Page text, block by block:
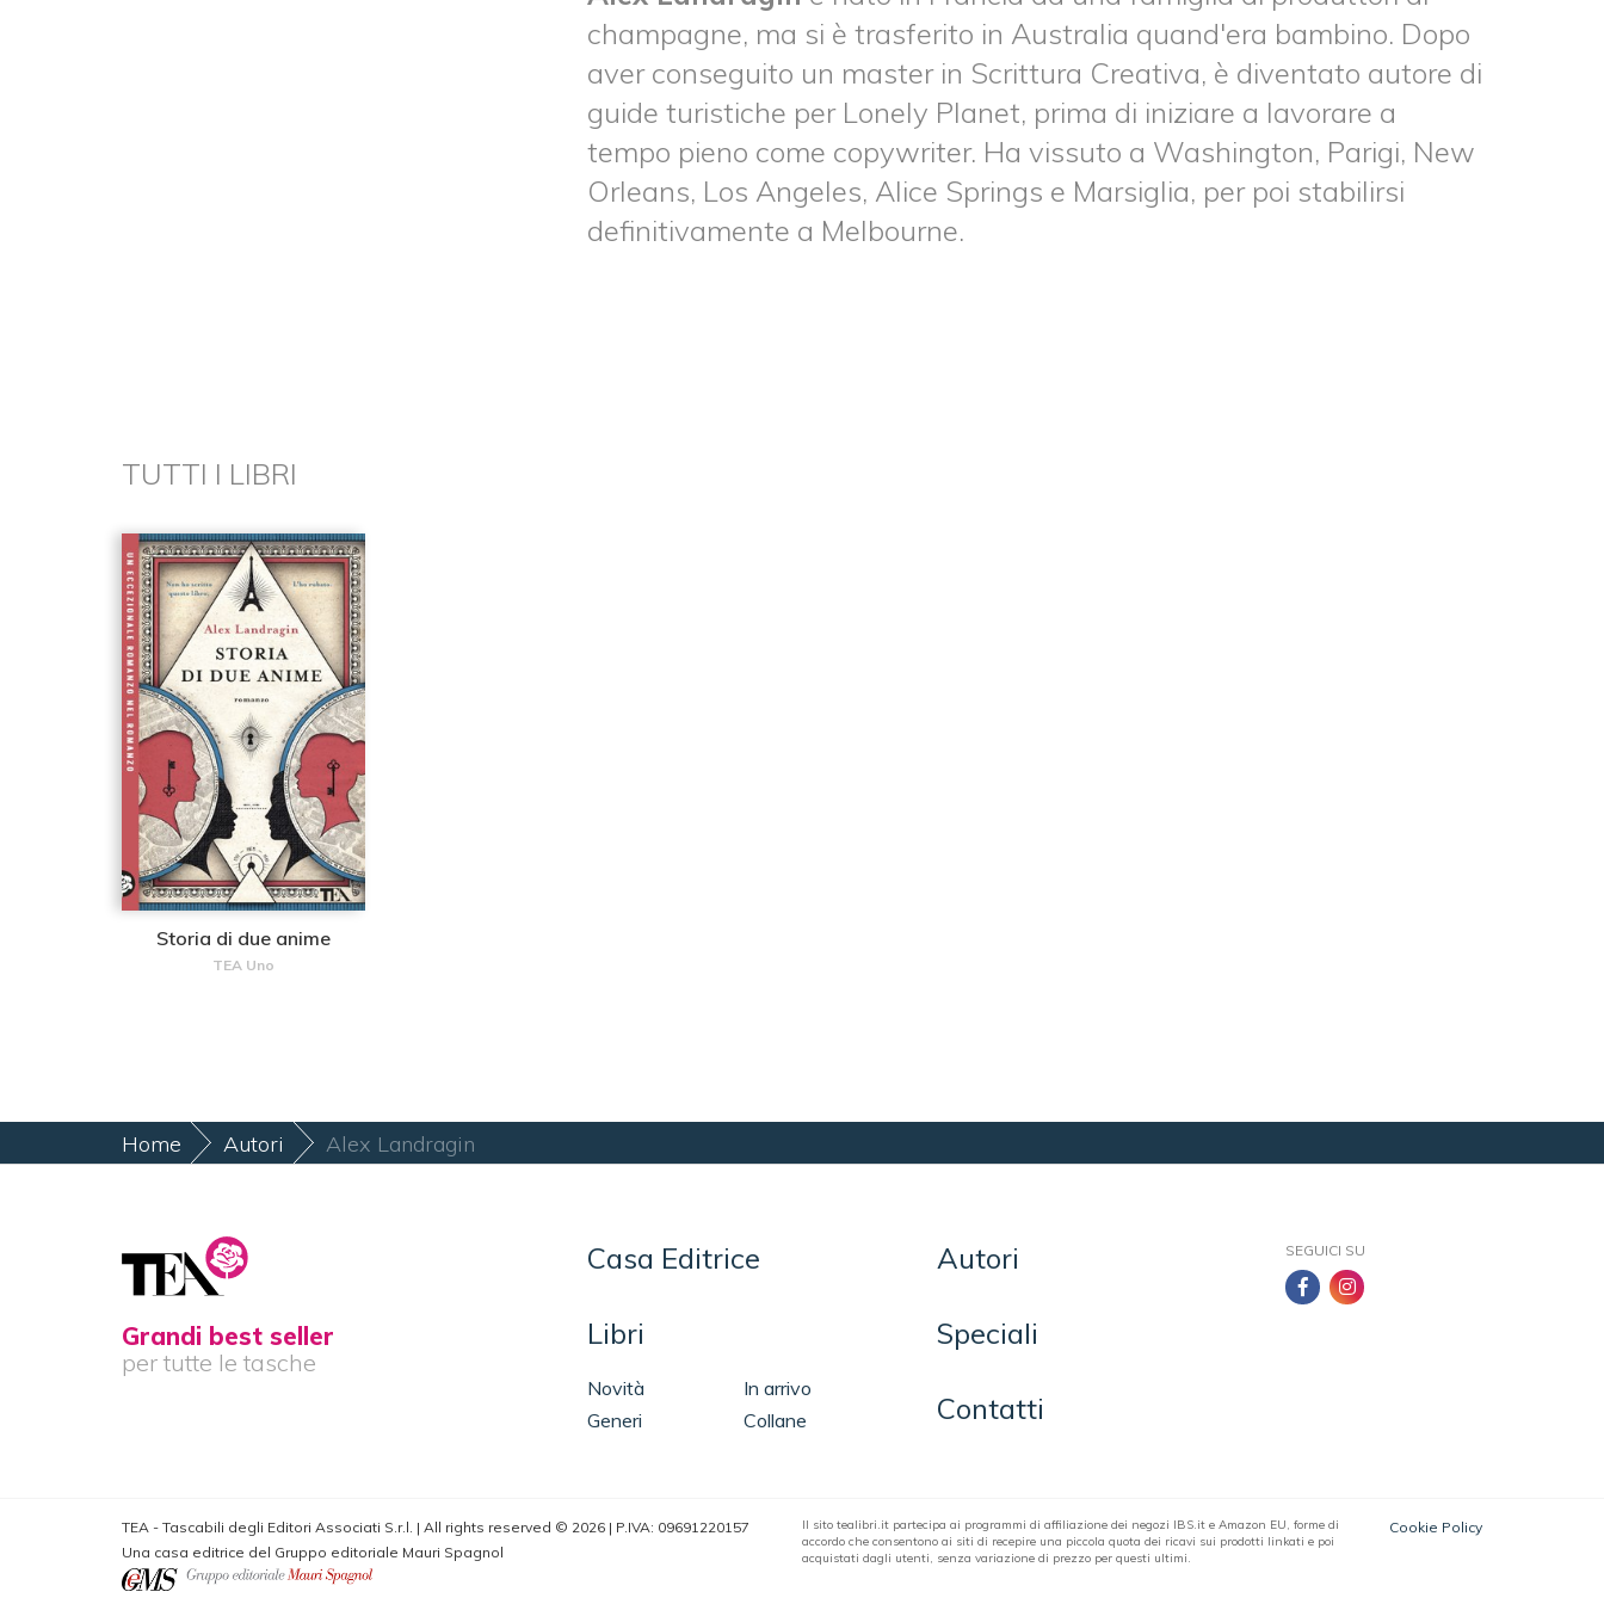
champagne, ma si è trasferito in Australia quand'era bambino. Dopo
aver conseguito un master in Scrittura Creativa, è diventato autore di
guide turistiche per Lonely Planet, prima di iniziare a lavorare a
tempo pieno come copywriter. Ha vissuto a Washington, Parigi, New
Orleans, Los Angeles, Alice Springs e Marsiglia, per poi stabilirsi
definitivamente a Melbourne.
TUTTI I LIBRI
Storia di due anime
TEA Uno
Home Autori Alex Landragin
Grandi best seller
per tutte le tasche
Casa Editrice
Libri
Novità
In arrivo
Generi
Collane
Autori
Speciali
Contatti
SEGUICI SU
TEA - Tascabili degli Editori Associati S.r.l. | All rights reserved © 2026 | P.IVA: 09691220157
Una casa editrice del Gruppo editoriale Mauri Spagnol
Il sito tealibri.it partecipa ai programmi di affiliazione dei negozi IBS.it e Amazon EU, forme di
accordo che consentono ai siti di recepire una piccola quota dei ricavi sui prodotti linkati e poi
acquistati dagli utenti, senza variazione di prezzo per questi ultimi.
Cookie Policy